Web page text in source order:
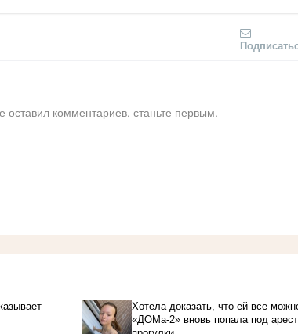
оставил комментариев, станьте первым.
Хотела доказать, что ей все
«ДОМа-2» вновь попала под